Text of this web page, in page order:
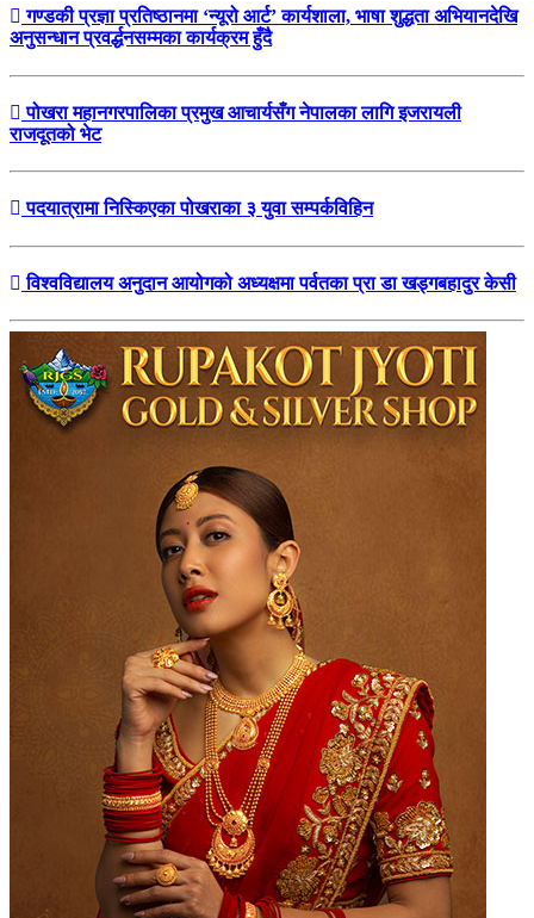
गण्डकी प्रज्ञा प्रतिष्ठानमा ‘न्यूरो आर्ट’ कार्यशाला, भाषा शुद्धता अभियानदेखि
अनुसन्धान प्रवर्द्धनसम्मका कार्यक्रम हुँदै
पोखरा महानगरपालिका प्रमुख आचार्यसँग नेपालका लागि इजरायली
राजदूतको भेट
पदयात्रामा निस्किएका पोखराका ३ युवा सम्पर्कविहिन
विश्वविद्यालय अनुदान आयोगको अध्यक्षमा पर्वतका प्रा डा खड्गबहादुर केसी